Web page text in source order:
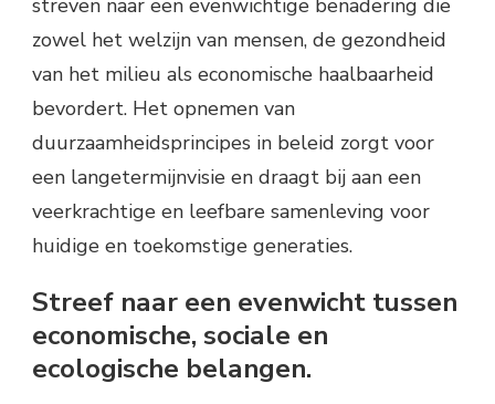
streven naar een evenwichtige benadering die
zowel het welzijn van mensen, de gezondheid
van het milieu als economische haalbaarheid
bevordert. Het opnemen van
duurzaamheidsprincipes in beleid zorgt voor
een langetermijnvisie en draagt bij aan een
veerkrachtige en leefbare samenleving voor
huidige en toekomstige generaties.
Streef naar een evenwicht tussen
economische, sociale en
ecologische belangen.